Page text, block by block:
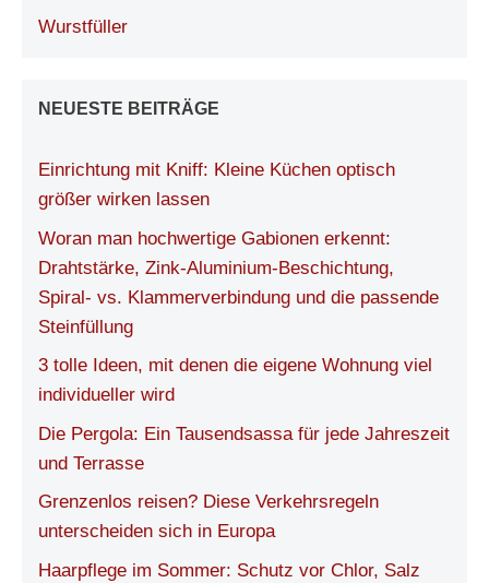
Wurstfüller
NEUESTE BEITRÄGE
Einrichtung mit Kniff: Kleine Küchen optisch
größer wirken lassen
Woran man hochwertige Gabionen erkennt:
Drahtstärke, Zink-Aluminium-Beschichtung,
Spiral- vs. Klammerverbindung und die passende
Steinfüllung
3 tolle Ideen, mit denen die eigene Wohnung viel
individueller wird
Die Pergola: Ein Tausendsassa für jede Jahreszeit
und Terrasse
Grenzenlos reisen? Diese Verkehrsregeln
unterscheiden sich in Europa
Haarpflege im Sommer: Schutz vor Chlor, Salz